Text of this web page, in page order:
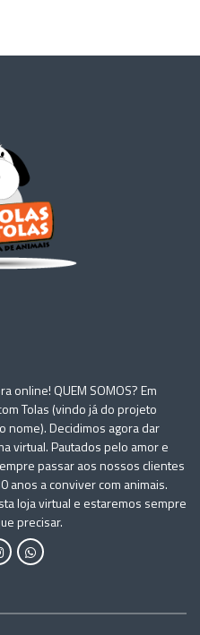
online! QUEM SOMOS? Em
Tolas (vindo já do projeto
nome). Decidimos agora dar
virtual. Pautados pelo amor e
passar aos nossos clientes
anos a conviver com animais.
loja virtual e estaremos sempre
precisar.